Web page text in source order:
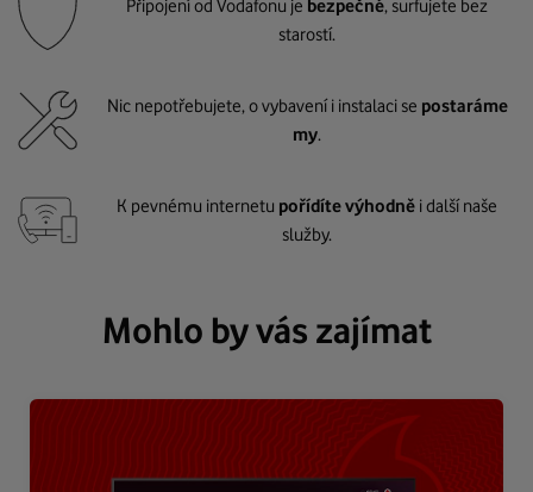
Připojení od Vodafonu je bezpečné, surfujete bez
starostí.
Nic nepotřebujete, o vybavení i instalaci se postaráme
my.
K pevnému internetu pořídíte výhodně i další naše
služby.
Mohlo by vás zajímat